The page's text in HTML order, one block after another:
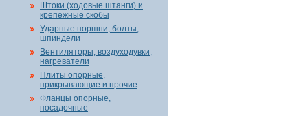
Штоки (ходовые штанги) и
крепежные скобы
Ударные поршни, болты,
шпиндели
Вентиляторы, воздуходувки,
нагреватели
Плиты опорные,
прикрывающие и прочие
Фланцы опорные,
посадочные